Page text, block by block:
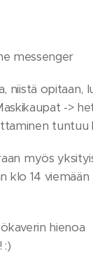
messenger
niistä opitaan,
->
myös
klo 14
hienoa
:)